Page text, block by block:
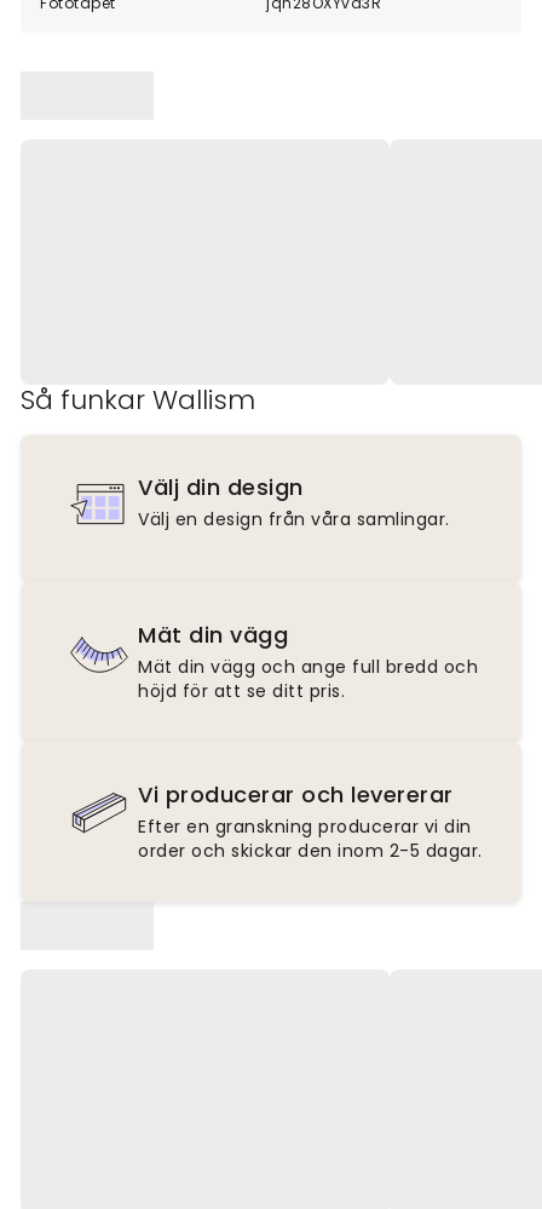
Så funkar Wallism
Välj din design
Välj en design från våra samlingar.
Mät din vägg
Mät din vägg och ange full bredd och
höjd för att se ditt pris.
Vi producerar och levererar
Efter en granskning producerar vi din
order och skickar den inom 2-5 dagar.